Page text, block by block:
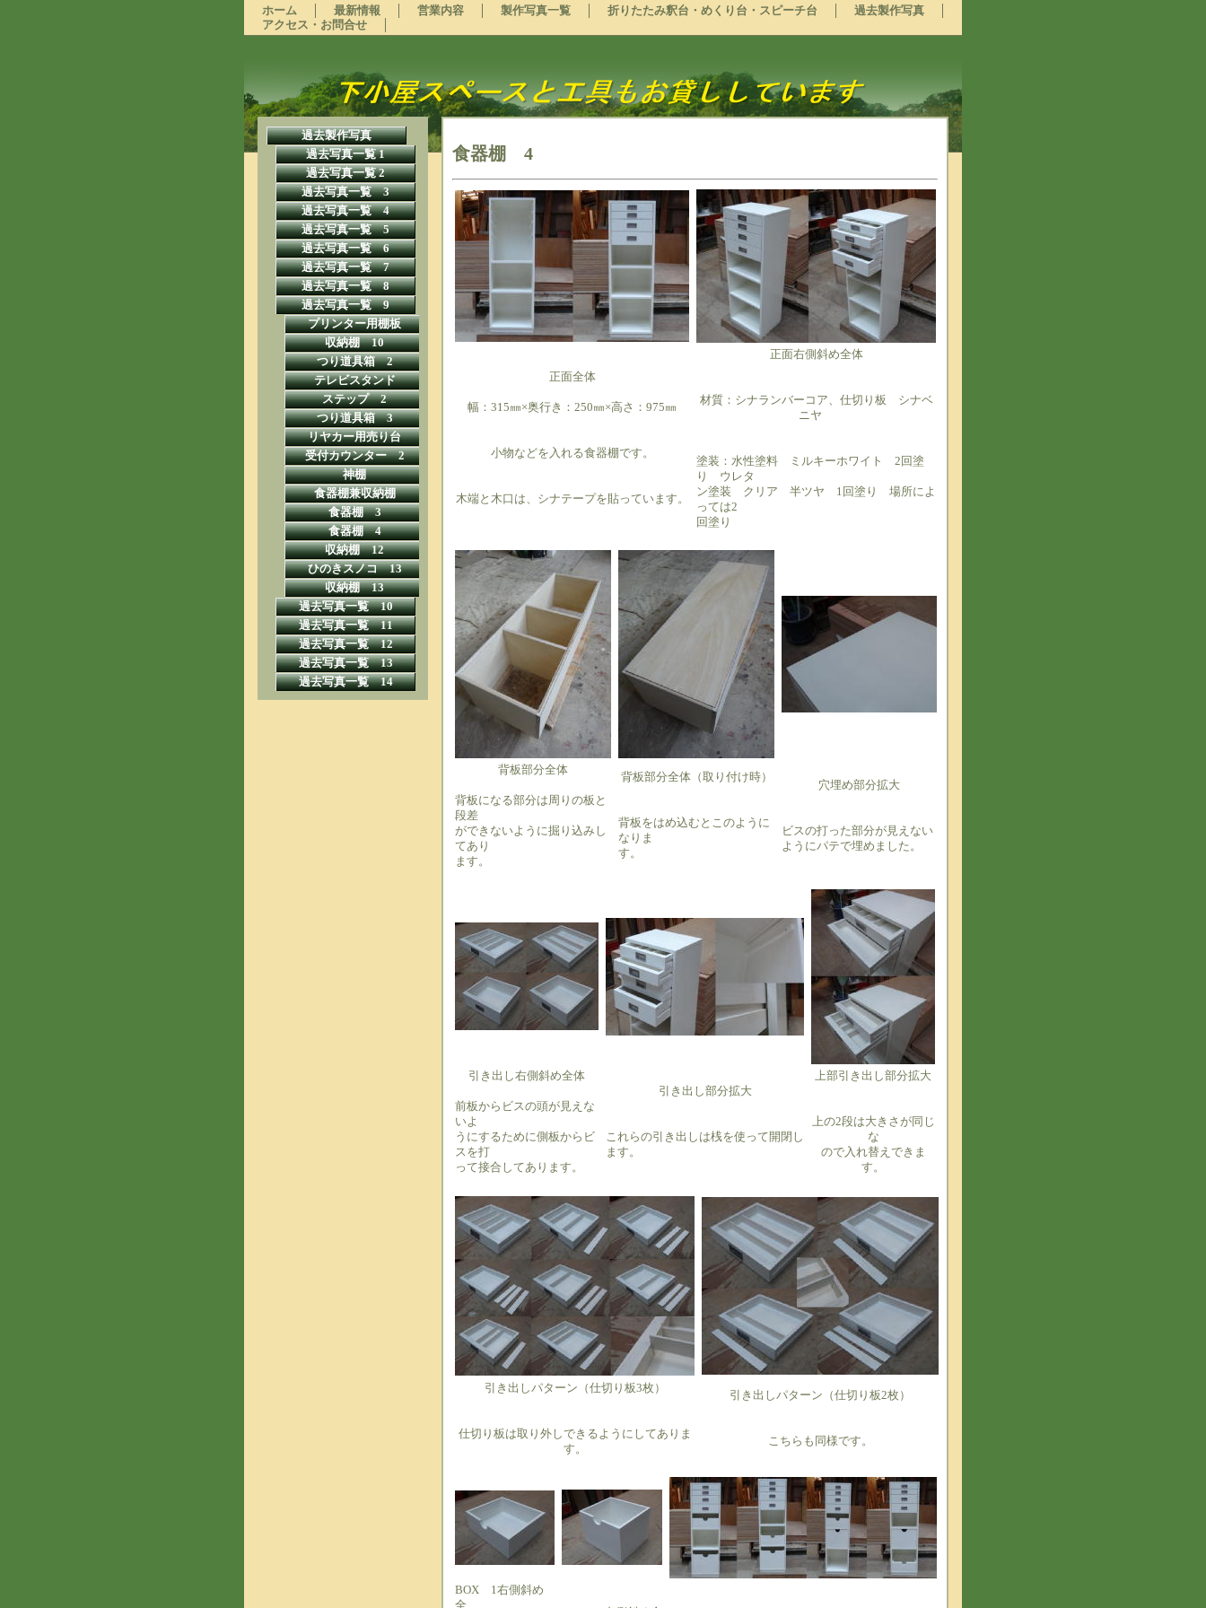
ホーム 最新情報 営業内容 製作写真一覧 折りたたみ釈台・めくり台・スピーチ台
過去製作写真
アクセス・お問合せ
過去製作写真
過去写真一覧 1
過去写真一覧 2
過去写真一覧 3
過去写真一覧 4
過去写真一覧 5
過去写真一覧 6
過去写真一覧 7
過去写真一覧 8
過去写真一覧 9
プリンター用棚板
収納棚 10
つり道具箱 2
テレビスタンド
ステップ 2
つり道具箱 3
リヤカー用売り台
受付カウンター 2
神棚
食器棚兼収納棚
食器棚 3
食器棚 4
収納棚 12
ひのきスノコ 13
収納棚 13
過去写真一覧 10
過去写真一覧 11
過去写真一覧 12
過去写真一覧 13
過去写真一覧 14
食器棚 4
正面全体
幅：315㎜×奥行き：250㎜×高さ：975㎜
小物などを入れる食器棚です。
木端と木口は、シナテープを貼っています。
正面右側斜め全体
材質：シナランバーコア、仕切り板 シナベ
ニヤ
塗装：水性塗料 ミルキーホワイト 2回塗
り ウレタ
ン塗装 クリア 半ツヤ 1回塗り 場所によ
っては2
回塗り
背板部分全体
背板になる部分は周りの板と
段差
ができないように掘り込みし
てあり
ます。
背板部分全体（取り付け時）
背板をはめ込むとこのように
なりま
す。
穴埋め部分拡大
ビスの打った部分が見えない
ようにパテで埋めました。
引き出し右側斜め全体
前板からビスの頭が見えな
いよ
うにするために側板からビ
スを打
って接合してあります。
引き出し部分拡大
これらの引き出しは桟を使って開閉し
ます。
上部引き出し部分拡大
上の2段は大きさが同じ
な
ので入れ替えできま
す。
引き出しパターン（仕切り板3枚）
仕切り板は取り外しできるようにしてありま
す。
引き出しパターン（仕切り板2枚）
こちらも同様です。
BOX 1右側斜め
全